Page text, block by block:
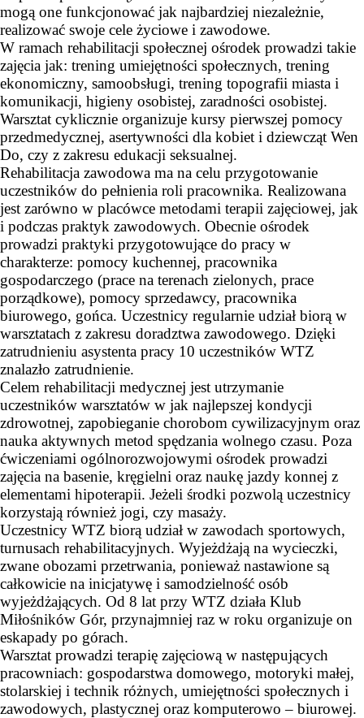
mogą one funkcjonować jak najbardziej niezależnie,
realizować swoje cele życiowe i zawodowe.
W ramach rehabilitacji społecznej ośrodek prowadzi takie
zajęcia jak: trening umiejętności społecznych, trening
ekonomiczny, samoobsługi, trening topografii miasta i
komunikacji, higieny osobistej, zaradności osobistej.
Warsztat cyklicznie organizuje kursy pierwszej pomocy
przedmedycznej, asertywności dla kobiet i dziewcząt Wen
Do, czy z zakresu edukacji seksualnej.
Rehabilitacja zawodowa ma na celu przygotowanie
uczestników do pełnienia roli pracownika. Realizowana
jest zarówno w placówce metodami terapii zajęciowej, jak
i podczas praktyk zawodowych. Obecnie ośrodek
prowadzi praktyki przygotowujące do pracy w
charakterze: pomocy kuchennej, pracownika
gospodarczego (prace na terenach zielonych, prace
porządkowe), pomocy sprzedawcy, pracownika
biurowego, gońca. Uczestnicy regularnie udział biorą w
warsztatach z zakresu doradztwa zawodowego. Dzięki
zatrudnieniu asystenta pracy 10 uczestników WTZ
znalazło zatrudnienie.
Celem rehabilitacji medycznej jest utrzymanie
uczestników warsztatów w jak najlepszej kondycji
zdrowotnej, zapobieganie chorobom cywilizacyjnym oraz
nauka aktywnych metod spędzania wolnego czasu. Poza
ćwiczeniami ogólnorozwojowymi ośrodek prowadzi
zajęcia na basenie, kręgielni oraz naukę jazdy konnej z
elementami hipoterapii. Jeżeli środki pozwolą uczestnicy
korzystają również jogi, czy masaży.
Uczestnicy WTZ biorą udział w zawodach sportowych,
turnusach rehabilitacyjnych. Wyjeżdżają na wycieczki,
zwane obozami przetrwania, ponieważ nastawione są
całkowicie na inicjatywę i samodzielność osób
wyjeżdżających. Od 8 lat przy WTZ działa Klub
Miłośników Gór, przynajmniej raz w roku organizuje on
eskapady po górach.
Warsztat prowadzi terapię zajęciową w następujących
pracowniach: gospodarstwa domowego, motoryki małej,
stolarskiej i technik różnych, umiejętności społecznych i
zawodowych, plastycznej oraz komputerowo – biurowej.